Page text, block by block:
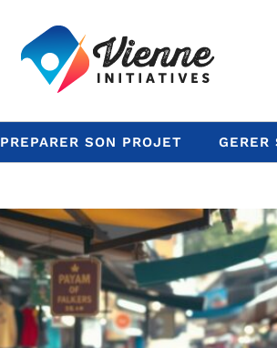
PREPARER SON PROJET GERER